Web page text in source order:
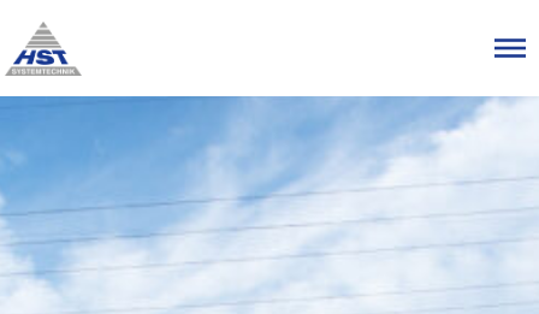
Menü überspringen